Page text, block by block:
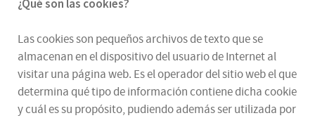
¿Qué son las cookies?
Las cookies son pequeños archivos de texto que se
almacenan en el dispositivo del usuario de Internet al
visitar una página web. Es el operador del sitio web el que
determina qué tipo de información contiene dicha cookie
y cuál es su propósito, pudiendo además ser utilizada por